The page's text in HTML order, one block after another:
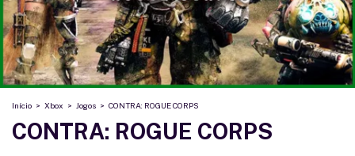
Início > Xbox > Jogos > CONTRA: ROGUE CORPS
CONTRA: ROGUE CORPS